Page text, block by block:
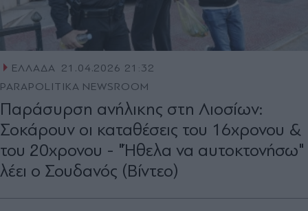
ΕΛΛΑΔΑ
21.04.2026 21:32
PARAPOLITIKA NEWSROOM
Παράσυρση ανήλικης στη Λιοσίων:
Σοκάρουν οι καταθέσεις του 16χρονου &
του 20χρονου - "Ήθελα να αυτοκτονήσω"
λέει ο Σουδανός (Βίντεο)